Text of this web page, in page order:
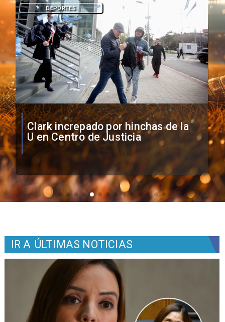
Vozinha firma contrato con Colo
Colo como nuevo arquero
DEPORTES
IR A ÚLTIMAS NOTICIAS